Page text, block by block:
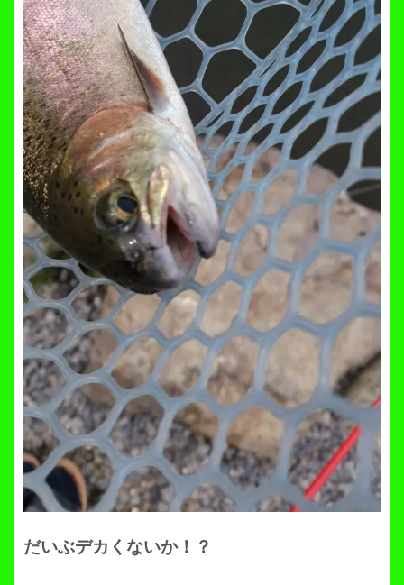
だいぶデカくないか！？